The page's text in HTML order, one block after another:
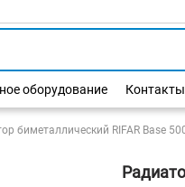
оборудование Контакты
биметаллический RIFAR Base